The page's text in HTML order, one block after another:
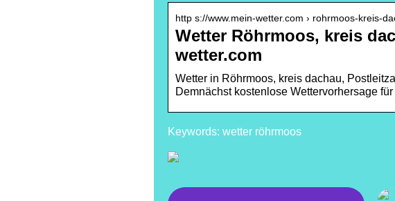
http s://www.mein-wetter.com › rohrmoos-kreis-
Wetter Röhrmoos, kreis
wetter.com
Wetter in Röhrmoos, kreis dachau,
Demnächst kostenlose Wettervorhersage
Keywords: wetter röhrmoos